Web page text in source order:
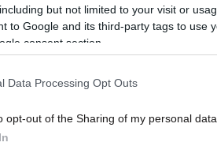
but not limited to your visit or
to Google and its third-party tags to use
consent section.
Data Processing Opt Outs
opt-out of the Sharing of my personal data.